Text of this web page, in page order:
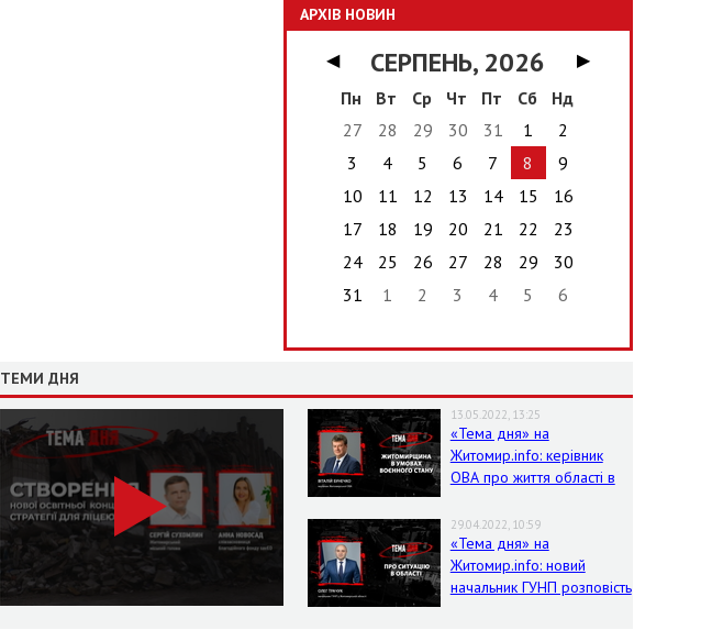
АРХІВ НОВИН
◀ СЕРПЕНЬ, 2026
▶
Пн
Вт Ср Чт Пт Сб
Нд
27
28 29 30 31 1
2
3
4 5 6 7 8
9
10
11 12 13 14 15
16
17
18 19 20 21 22
23
24
25 26 27 28 29
30
31
1 2 3 4 5 6
ТЕМИ ДНЯ
13.05.2022, 13:25
«Тема дня» на
Житомир.info: керівник
ОВА про життя області в
29.04.2022, 10:59
«Тема дня» на
Житомир.info: новий
начальник ГУНП розповість